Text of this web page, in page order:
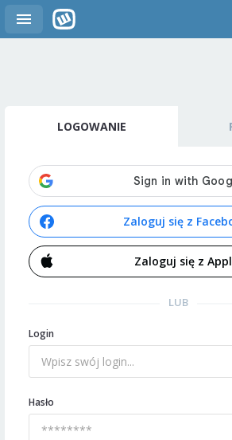
LOGOWANIE
Zaloguj się z
Zaloguj się z
LUB
Login
Hasło